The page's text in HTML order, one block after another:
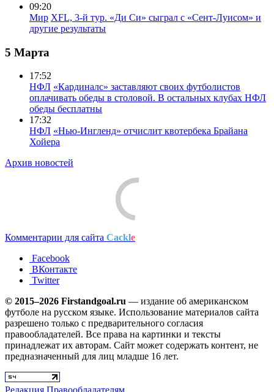
09:20
Мир XFL, 3-й тур. «Ди Си» сыграл с «Сент-Луисом» и
другие результаты
5 Марта
17:52
НФЛ «Кардиналс» заставляют своих футболистов
оплачивать обеды в столовой. В остальных клубах НФЛ
обеды бесплатны
17:32
НФЛ «Нью-Ингленд» отчислит квотербека Брайана
Хойера
Архив новостей
Комментарии для сайта Cackle
Facebook
ВКонтакте
Twitter
© 2015–2026 Firstandgoal.ru — издание об американском
футболе на русском языке. Использование материалов cайта
разрешено только с предварительного согласия
правообладателей. Все права на картинки и тексты
принадлежат их авторам. Сайт может содержать контент, не
предназначенный для лиц младше 16 лет.